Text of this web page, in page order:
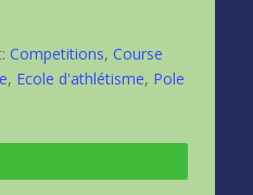
Competitions, Course
, Ecole d'athlétisme, Pole